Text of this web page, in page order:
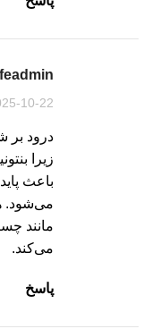
2025-10-22 در
درود بر
زیرا
باعث
می‌شود.
مانند
می‌کند.
پاسخ